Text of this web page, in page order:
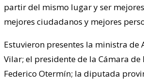
partir del mismo lugar y ser
mejores ciudadanos y mejores
Estuvieron presentes la ministra de
Vilar; el presidente de la Cámara
Federico Otermín; la diputada